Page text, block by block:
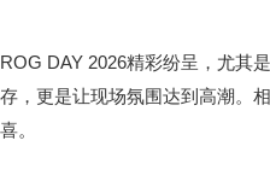
ROG DAY 2026精彩纷呈，尤其
存，更是让现场氛围达到高潮。
喜。